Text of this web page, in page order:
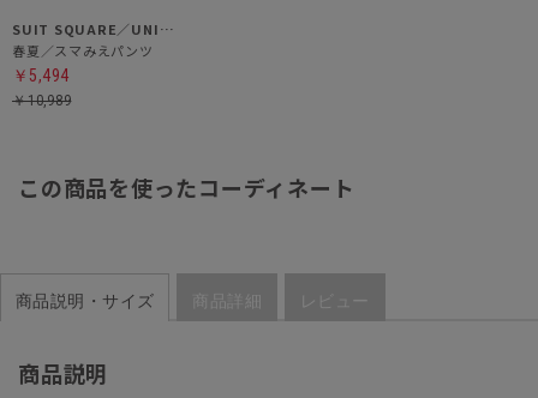
SUIT SQUARE／UNIVERSAL LANGUAGE
春夏／スマみえパンツ
￥5,494
￥10,989
この商品を使ったコーディネート
商品説明・サイズ 商品詳細 レビュー
商品説明